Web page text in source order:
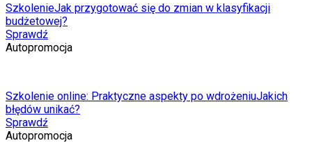
SzkolenieJak przygotować się do zmian w klasyfikacji
budżetowej?
Sprawdź
Autopromocja
Szkolenie online: Praktyczne aspekty po wdrożeniuJakich
błędów unikać?
Sprawdź
Autopromocja